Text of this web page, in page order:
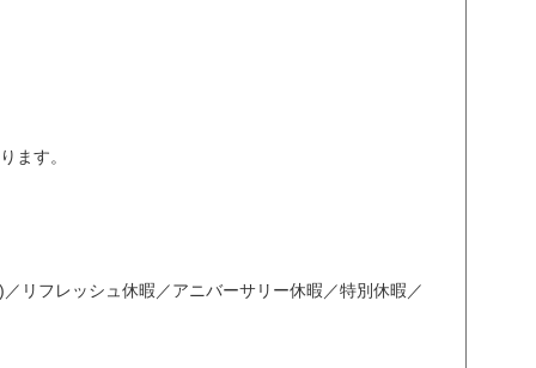
ます。
リフレッシュ休暇／アニバーサリー休暇／特別休暇／